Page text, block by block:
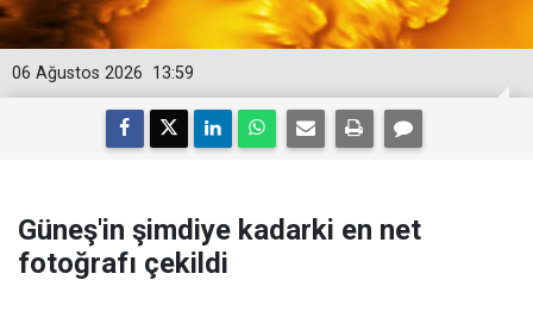
13:59
06 Ağustos 2026
Güneş'in şimdiye kadarki en net
fotoğrafı çekildi